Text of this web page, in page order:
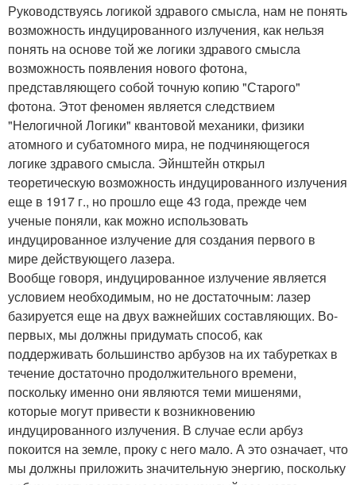
Руководствуясь логикой здравого смысла, нам не понять
возможность индуцированного излучения, как нельзя
понять на основе той же логики здравого смысла
возможность появления нового фотона,
представляющего собой точную копию "Старого"
фотона. Этот феномен является следствием
"Нелогичной Логики" квантовой механики, физики
атомного и субатомного мира, не подчиняющегося
логике здравого смысла. Эйнштейн открыл
теоретическую возможность индуцированного излучения
еще в 1917 г., но прошло еще 43 года, прежде чем
ученые поняли, как можно использовать
индуцированное излучение для создания первого в
мире действующего лазера.
Вообще говоря, индуцированное излучение является
условием необходимым, но не достаточным: лазер
базируется еще на двух важнейших составляющих. Во-
первых, мы должны придумать способ, как
поддерживать большинство арбузов на их табуретках в
течение достаточно продолжительного времени,
поскольку именно они являются теми мишенями,
которые могут привести к возникновению
индуцированного излучения. В случае если арбуз
покоится на земле, проку с него мало. А это означает, что
мы должны приложить значительную энергию, поскольку